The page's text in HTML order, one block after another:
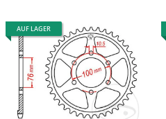
AUF LAGER